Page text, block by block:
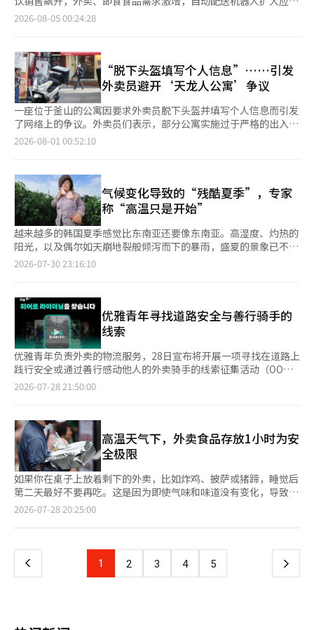
日，联合通讯社援引政府高层官员的消息报道，预计将在7日的内
阁会议上确定将熊本地震指定为特别灾害的方案。 一旦被指定为
速执行使用预备费的恢复费用。 灾难安全电子显示屏温度信息错
误，炎热天气下市民困惑 在4日，首尔首次发布极端高温警报时，
部分灾难安全电子显示屏显示的温度低于实际温度，出现错误。
据首尔市和各自治区的消息，当天在首尔市主要地点安装的灾难安
全电子显示屏实时温度信息与实际情况不符，导致相关投诉不断。
下午4时左右，麻浦区弘大街等五个地点的电子显示屏显示当前温
度为"30度"，而西大门区部分电子显示屏显示为"27度"。当天首
尔预计最高气温超过39度，发布了极端高温警报，因此实际感受与
调"垄断会提高效率的问题"。 此外，李总统表示，"公平交易委员
会最近积极打击串通和囤积行为，似乎在有效履行经济检察官的角
当利益的行为绝对不能发生"。※ 本报道经人工智能（AI）系统翻
译与编辑。
用，高温经济正成为推动产业变革的新动力。 据相关业界4日消
淇淋销量环比增长超20%，同比增长超10%。 咖啡及饮料连锁品
牌同样迎来销售高峰，上月25日至本月2日，星巴克冰美式销量环
比增长约37%,夏季新品水蜜桃系列口味饮品销量增长43%。 防暑
用品需求也迅速上升。乐天百货数据显示，上月25日至本月2日，
墨镜和遮阳伞销量分别增长30%和15%，凉感寝具销量增长
10%。家电卖场乐天Hi-Mart空调销量环比增长40%。 美妆服装市
场中，“清凉消费”成为关键词。MUSINSA旗下时尚平台29CM上
月1日至本月2日期间，“亚麻长裤”“亚麻针织衫”关键词搜索量
冷感面膜”6月销量环比暴增260%。 助眠降温产品需求同步增
长，现代百货旗下Zinus凉感床垫“Ultima Air”上月销售额同比
增长46%，Simmons凉感寝具套装销量增长20%。 高温天气超长
待机，越来越多人减少不必要的外出，通过外卖或线上购物解决饮
食需求。“外卖的民族”数据显示，上月25日至本月2日，参鸡汤
订单量环比增长81%，鳗鱼烧、鳗鱼盖饭、烤鸭等夏季滋补类菜品
订单分别增长38%、20%和19%。刨冰、豆浆冷面、冷面订单量
分别增长63%、52%和28%。 高温天气下，选择前往大型室内商
乐天、新世界、现代百货店客流量分别较前一周增长30%、14%
和17%。乐天奥特莱斯和现代奥特莱斯客流量也分别增长40%和
28%。 炎炎烈日下，外卖小哥的健康安全再次受到关注，各大外
卖平台纷纷升级高温安全保障措施。“外卖的民族”连续第二年实
施骑手免费饮用水项目。今年夏季共向全国配送站发放约70万瓶矿
泉水，并在取餐等候区增设冷风机和循环风扇，并联合韩国雇佣劳
动部免费发放5000套夏季骑手雨衣及5000副防晒把手套。此外还
联合便利店E-Mart24，在全国设立约5500处骑手休息站，为配送
作，将全国140余家维修中心打造为配备空调、冰箱等设施的“配
送伙伴纳凉驿站”。平台还依据实时气象数据，通过应用程序向骑
手发布高温、暴雨预警，并建议出现中暑症状时立即停止配送工
作。 无自有骑手团队的外卖平台Yogiyo正积极扩大自动驾驶配送
机器人应用范围。自2024年在仁川松岛启动机器人配送以来，目
前已将服务拓展至首尔驿三、瑞草、圣水等地区。
2026-08-05 00:24:28
“脱下头盔填写个人信息”……引发
外卖员避开‘天龙人公寓’争议
一座位于釜山的公寓因要求外卖员脱下头盔并填写个人信息而引发
了网络上的争议。外卖员们表示，部分公寓实施过于严格的出入程
序，甚至使用了“天龙人公寓”这一说法。 争议始于一名在釜山
于公寓出入程序的对话。 根据公开内容，A在送餐时到达公寓，却
被告知需要在一楼脱下头盔并在出入登记簿上填写个人信息。 A询
问了要求填写个人信息和脱下头盔的理由，并拒绝了该要求。然
而，管理人员表示，如果不遵循规定程序，就无法进入公寓内部。
A请求与订单者通话，但管理人员未能直接连接，于是他走出大楼
拨打了订单者的电话，解释了被阻止入内的情况，并表示将把食物
放在一楼。 订单者回应道：“难道不应该送上去吗？其他公寓也
是这样。如果是这样，那就不要收取配送费。我会联系配送平
送平台的客服为了确认配送是否完成联系了A。在A解释当时的情
况后，平台方面表示考虑到他的情况，不会扣除配送费。 该视频
传播后，网络上对公寓的出入程序提出了大量批评。网友们认为，
既然确认外卖员是送餐人员，却同时要求脱下头盔和填写个人信
息，显得过于苛刻。 一些网友表示：“感觉外卖员被当作潜在犯
罪者对待”，“如果真的担心外部人员的出入，居民应该亲自下楼
来接收”，“如果要要求如此繁琐的程序，应该给外卖员额外的费
用。” 由于外卖工作收入与时间密切相关，公寓内部的行走时间
卖员填写登记和与管理人员争论的时间都是工作时间”，“在正门
停下摩托车后走到远离的楼栋，处理一单的时间过长”，“以一般
的配送费无法承担这样的条件。” 实际上，在外卖员之间，已经
出现了分享出入程序繁琐的公寓的“天龙人公寓地图”。该地图标
记了包括首尔江南地区在内的全国约50个高档公寓。 “天龙人公
寓”这一说法源于热门漫画《海贼王》中出现的特权阶级，用来讽
刺那些对外卖员要求比普通访客更严格程序或强制设定特定路线的
公寓。 外卖员所面临的不便不仅限于填写个人信息。一些公寓还
寄存身份证或摩托车钥匙。外卖员们表示，当只有他们需要遵循额
外程序时，难免会感到受到职业歧视。 曾有网友分享了自己作为
外卖员的经历，表示：“我从一开始就不接受出入程序过于复杂的
2026-08-01 00:52:10
气候变化导致的“残酷夏季”，专家
称“高温只是开始”
越来越多的韩国夏季感觉比东南亚还要像东南亚。高湿度、灼热的
阳光，以及偶尔如天崩地裂般倾泻而下的暴雨，盛夏的景象已不再
是熟悉的温带气候。问题在于，这种变化并不是以相同的方式影响
生存的灾难。根据气象厅的数据，从6月1日至7月27日，全国平均
热带夜天数为7.8天，是自1973年全国观测开始以来同一时期最多
的。平均气温也达到了24.2度，创下历史第二高。北太平洋高气压
与西藏高气压重叠，热而潮湿的空气被困在朝鲜半岛，预计8月1日
至7日全国的日最高气温将升至33至39度。在庆南的阳山，夜间气
温未降至29.1度以下。损失已经通过数字显现。政府在27日将高温
危机警报提升至最高级别“严重”，并启动中央灾难安全对策本
部。截至当时，国内热射病患者已达1399人，推测死亡人数为8
对于办公室职员来说，高温可能是痛苦的通勤，但对于户外劳动者
和老年人来说，这则是生死攸关的问题。 “人类冰箱”的出现邻
国日本将最高气温超过40度的日子称为“酷暑日”，直译为“残酷
的炎热日”。气候变化不仅带来了新的天气，还创造了新的词汇。
在7月21日，气候现象结构和岐阜县、爱知县丰田市的气温均超过
40度，随后连续五天观测到40度以上。7月13日至19日，约有1万
1000人因热射病被紧急送医，其中14人在到达医院时已确认死
亡。在日本的工业现场，出现了可以让一个成年人进入的冷却
舱“冻冷箱”，内部温度保持在约15度，并向头部、颈部、肩部和
比赛避开最热的时段，分为上午和晚上进行，农民们正在试验耐高
温的稻米和鳄梨等亚热带作物。这是温暖化时代的生存手册。在欧
洲，热浪过后灾难依旧。法国在6月17日至7月2日的热浪期间，暂
2026-07-30 23:16:10
优雅青年寻找道路安全与善行骑手的
线索
优雅青年负责外卖的物流服务，28日宣布将开展一项寻找在道路上
践行安全或通过善行感动他人的外卖骑手的线索征集活动（OO英
雄寻找）。 征集对象为在斑马线上推着摩托车（电动车）行走
列“温暖黑匣子”进行公开。入选视频的线索提供者将获得价值10
万韩元的GS칼텍스加油券。特别介绍了优秀骑手的线索提供者将获
得骑手中人气较高的头盔摄像机（黑匣子）和头盔蓝牙设备。 优
雅青年特别表示，此次活动将亲自寻找在街头践行“骑行安全”的
骑手。完全熄火后过马路的骑手将获得骑手们最喜欢的摩托车型号
PCX125作为惊喜礼物。 此外，优雅青年在22日已针对曾经历过安
全事故的外卖连接骑手进行了安全能力提升培训。 优雅青年的相
关负责人表示：“在道路上默默践行安全并帮助周围人的骑手比想
象中要多得多，希望安全和善行的案例能够广泛传播，让人们对骑
能（AI）系统翻译与编辑。
2026-07-28 21:50:00
高温天气下，外卖食品存放1小时为安
全极限
如果你在桌子上放着剩下的外卖，比如炸鸡、披萨或猪蹄，睡觉后
第二天最好不要再吃。这是因为即使气味和味道没有变化，导致食
物中毒的致病菌也可能已经繁殖。 食品药品安全处建议消费者只
和包装是否被污染或损坏。未立即食用的热食应保持在60度以上，
要考虑食物放置地点的实际温度和放置时间。在阳光直射的厨房、
阳台或没有空调的房间，食物的温度可能会迅速升高。 美国农业
地，也适用于高温环境下的汽车内部和没有空调的室内。收到外卖
2026-07-28 20:25:00
上
页
1 2 3 4 5 下